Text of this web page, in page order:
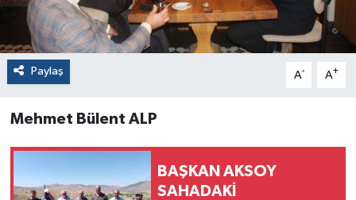
Paylaş A- A+
Mehmet Bülent ALP
BAŞKAN AKSOY
SAHADAKİ